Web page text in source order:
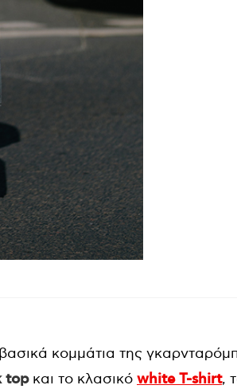
κομμάτια της
topκαι το κλασικό white T-shirt,